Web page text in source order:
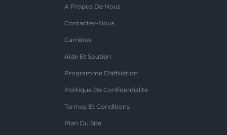
A Propos De Nous
Contactez-Nous
Carrières
Aide Et Soutien
Programme D'affiliation
Politique De Confidentialité
Termes Et Conditions
Plan Du Site